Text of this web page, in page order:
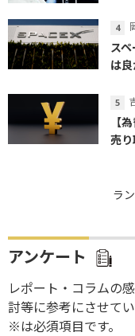
ス
は
【
売
ラ
アンケート
レポート・コラムの
討等に参考にさせてい
※は必須項目です。